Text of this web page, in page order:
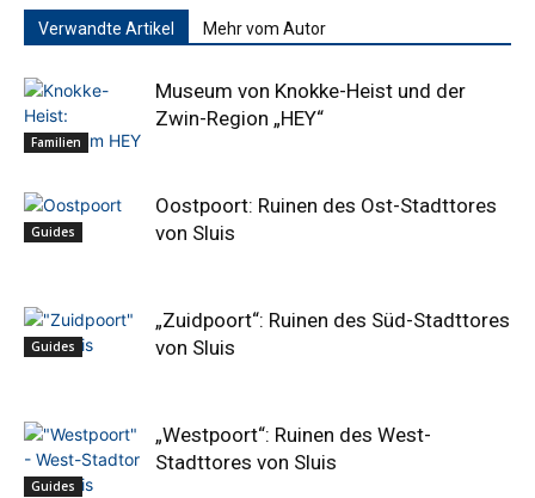
Verwandte Artikel Mehr vom Autor
Familien
Museum von Knokke-Heist und der
Zwin-Region „HEY“
Guides
Oostpoort: Ruinen des Ost-Stadttores
von Sluis
Guides
„Zuidpoort“: Ruinen des Süd-Stadttores
von Sluis
Guides
„Westpoort“: Ruinen des West-
Stadttores von Sluis